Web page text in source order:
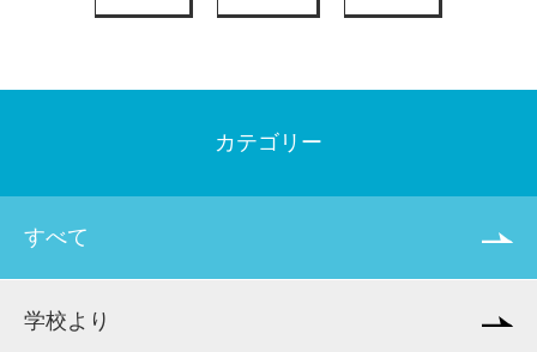
カテゴリー
すべて
学校より